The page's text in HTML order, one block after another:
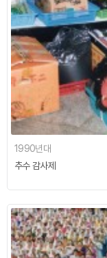
1990년대
추수 감사제